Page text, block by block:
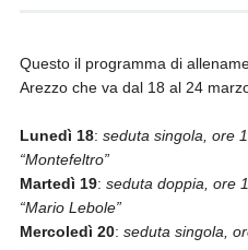
Questo il programma di
Arezzo che va dal 18 al 24
Lunedì 18: seduta singola, ore
“Montefeltro”
Martedì 19: seduta doppia, ore
“Mario Lebole”
Mercoledì 20: seduta singola,